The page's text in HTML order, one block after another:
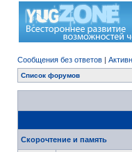
Сообщения без ответов |
Список форумов
Скорочтение и память